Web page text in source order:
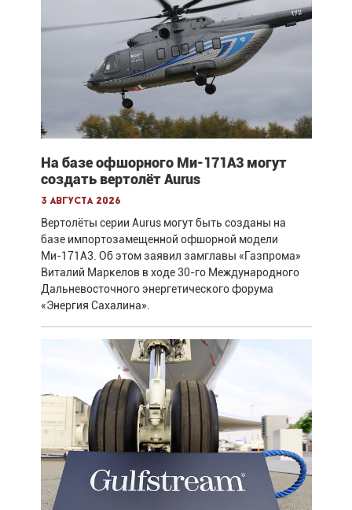
На базе офшорного Ми-171А3 могут
создать вертолёт Aurus
3 августа 2026
Вертолёты серии Aurus могут быть созданы на
базе импортозамещенной офшорной модели
Ми-171А3. Об этом заявил замглавы «Газпрома»
Виталий Маркелов в ходе 30-го Международного
Дальневосточного энергетического форума
«Энергия Сахалина».